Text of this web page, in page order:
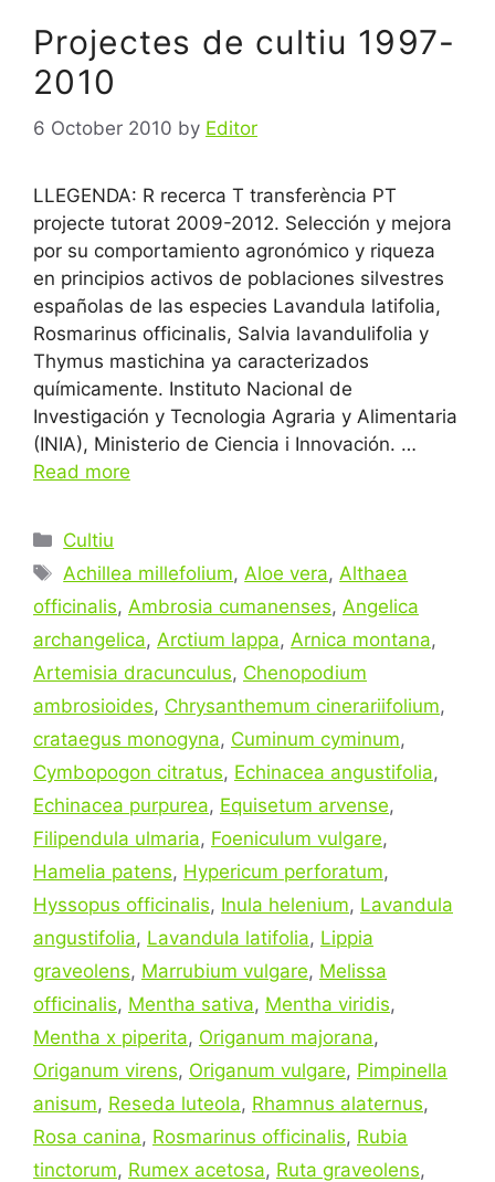
Projectes de cultiu 1997-
2010
6 October 2010 by Editor
LLEGENDA: R recerca T transferència PT
projecte tutorat 2009-2012. Selección y mejora
por su comportamiento agronómico y riqueza
en principios activos de poblaciones silvestres
españolas de las especies Lavandula latifolia,
Rosmarinus officinalis, Salvia lavandulifolia y
Thymus mastichina ya caracterizados
químicamente. Instituto Nacional de
Investigación y Tecnologia Agraria y Alimentaria
(INIA), Ministerio de Ciencia i Innovación. …
Read more
Categories
Cultiu
Tags
Achillea millefolium, Aloe vera, Althaea
officinalis, Ambrosia cumanenses, Angelica
archangelica, Arctium lappa, Arnica montana,
Artemisia dracunculus, Chenopodium
ambrosioides, Chrysanthemum cinerariifolium,
crataegus monogyna, Cuminum cyminum,
Cymbopogon citratus, Echinacea angustifolia,
Echinacea purpurea, Equisetum arvense,
Filipendula ulmaria, Foeniculum vulgare,
Hamelia patens, Hypericum perforatum,
Hyssopus officinalis, Inula helenium, Lavandula
angustifolia, Lavandula latifolia, Lippia
graveolens, Marrubium vulgare, Melissa
officinalis, Mentha sativa, Mentha viridis,
Mentha x piperita, Origanum majorana,
Origanum virens, Origanum vulgare, Pimpinella
anisum, Reseda luteola, Rhamnus alaternus,
Rosa canina, Rosmarinus officinalis, Rubia
tinctorum, Rumex acetosa, Ruta graveolens,